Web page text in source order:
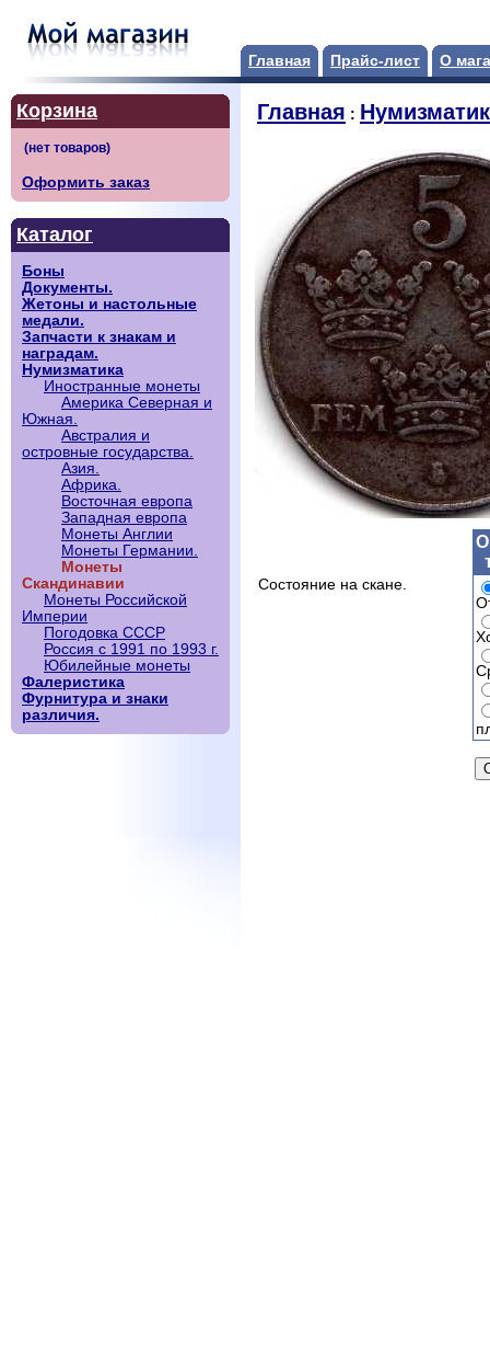
Главная Прайс-лист О
Корзина
Оформить заказ
Каталог
Боны
Документы.
Жетоны и настольные
медали.
Запчасти к знакам и
наградам.
Нумизматика
Иностранные монеты
Америка Северная и
Южная.
Австралия и
островные государства.
Азия.
Африка.
Восточная европа
Западная европа
Монеты Англии
Монеты Германии.
Монеты
Скандинавии
Монеты Российской
Империи
Погодовка СССР
Россия с 1991 по 1993 г.
Юбилейные монеты
Фалеристика
Фурнитура и знаки
различия.
Главная :
Состояние на скане.